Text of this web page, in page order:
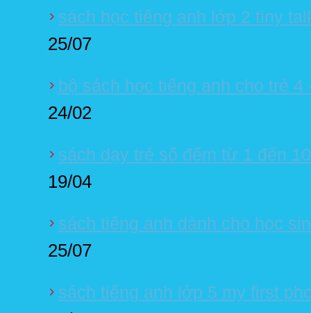
sách học tiếng anh lớp 2 tiny
25/07
bộ sách học tiếng anh cho trẻ
24/02
sách dạy trẻ số đếm từ 1 đến
19/04
sách tiếng anh dành cho học
25/07
sách tiếng anh lớp 5 my first